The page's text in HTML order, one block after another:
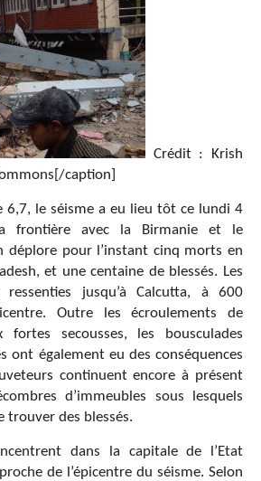
Crédit : Krish
caption]
6,7, le séisme a eu lieu tôt ce lundi 4
frontière avec la Birmanie et le
déplore pour l’instant cinq morts en
et une centaine de blessés. Les
jusqu’à Calcutta, à 600
Outre les écroulements de
fortes secousses, les bousculades
ont également eu des conséquences
continuent encore à présent
d’immeubles sous lesquels
trouver des blessés.
dans la capitale de l’Etat
de l’épicentre du séisme. Selon